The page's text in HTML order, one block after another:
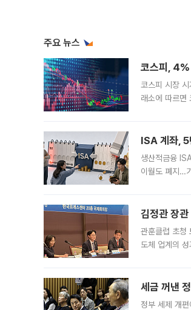
주요 뉴스
코스피,
코스피 시장
래소에 따르
ISA 계좌,
생산적금융
이월도 폐지…
김정관 장
관훈클럽 초청
도체 업계의
세금 꺼낸
정부 세제 개편